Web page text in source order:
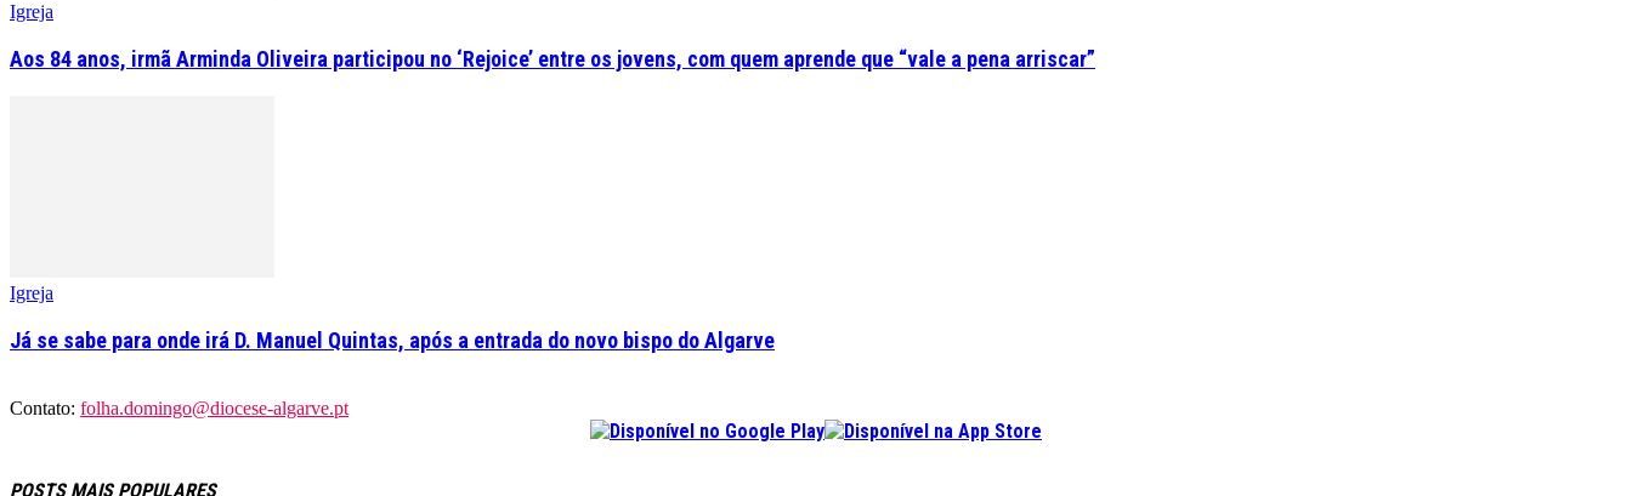
Igreja
Aos 84 anos, irmã Arminda Oliveira participou no ‘Rejoice’ entre os jovens, com quem aprende que “vale a pena arriscar”
Igreja
Já se sabe para onde irá D. Manuel Quintas, após a entrada do novo bispo do Algarve
Contato: folha.domingo@diocese-algarve.pt
POSTS MAIS POPULARES